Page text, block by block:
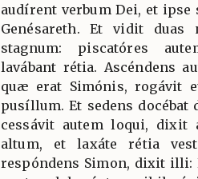
audírent verbum Dei, et ipse
Genésareth. Et vidit duas
stagnum: piscatóres
lavábant rétia. Ascéndens
quæ erat Simónis, rogávit
pusíllum. Et sedens docébat
cessávit autem loqui, dixit
altum, et laxáte rétia
respóndens Simon, dixit illi: